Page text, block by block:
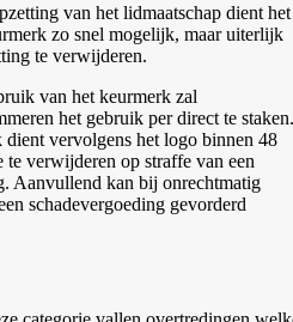
van het lidmaatschap dient het
zo snel mogelijk, maar uiterlijk
te verwijderen.
van het keurmerk zal
het gebruik per direct te staken.
vervolgens het logo binnen 48
verwijderen op straffe van een
Aanvullend kan bij onrechtmatig
schadevergoeding gevorderd